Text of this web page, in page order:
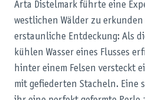
Arta Distelmark führte eine
westlichen Wälder zu
erstaunliche Entdeckung: Als
kühlen Wasser eines Flusses
hinter einem Felsen versteckt
mit gefiederten Stacheln. Eine